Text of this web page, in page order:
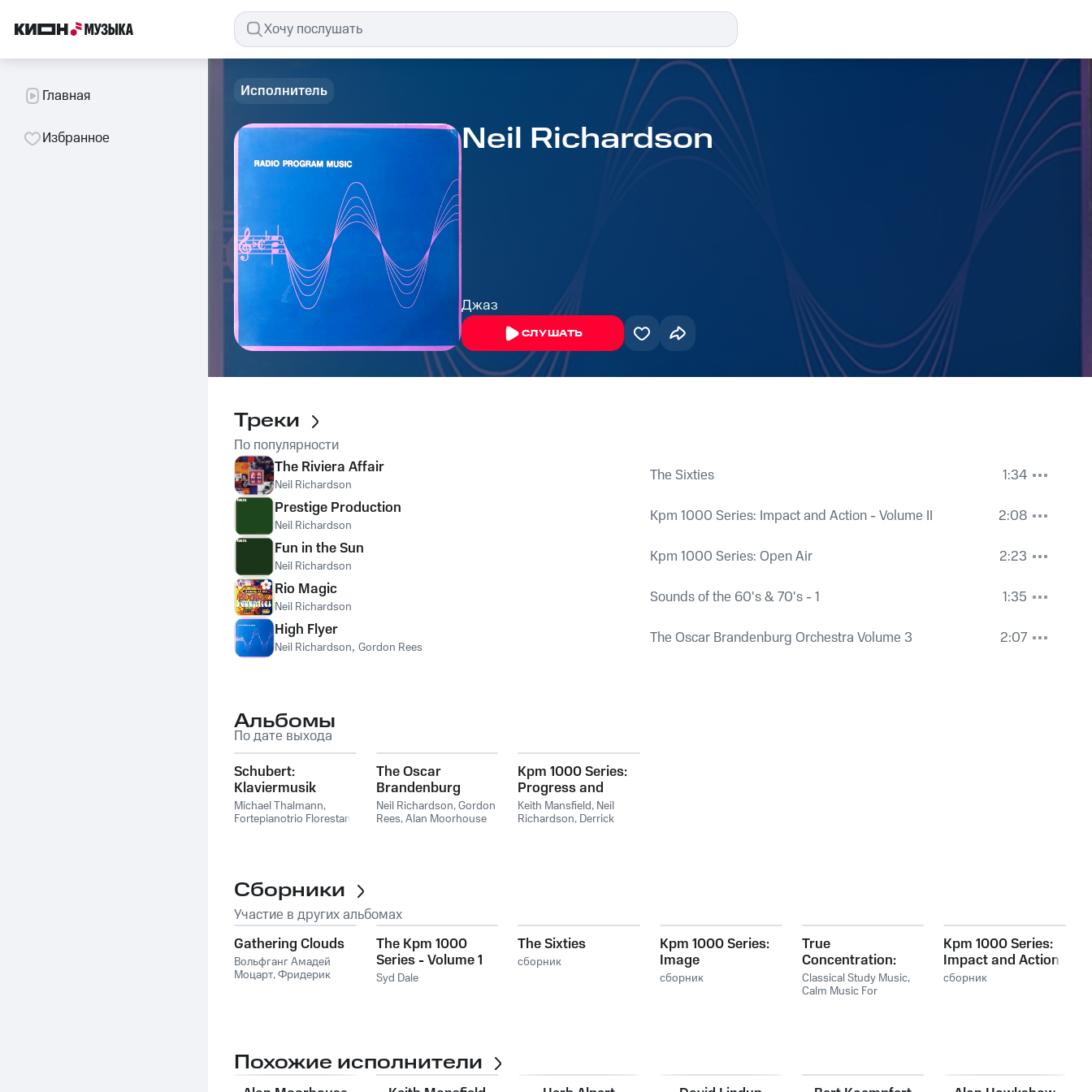
Главная
Избранное
Исполнитель
Neil Richardson
Джаз
СЛУШАТЬ
Треки
По популярности
The Riviera Affair
Neil Richardson The Sixties
1:34
Prestige Production
Neil Richardson Kpm 1000 Series: Impact and Action - Volume II
2:08
Fun in the Sun
Neil Richardson Kpm 1000 Series: Open Air
2:23
Rio Magic
Neil Richardson Sounds of the 60's & 70's - 1
1:35
High Flyer
Neil Richardson, Gordon Rees The Oscar Brandenburg Orchestra Volume 3 2:07
Альбомы
По дате выхода
Schubert:
Klaviermusik
Michael Thalmann,
Fortepianotrio Florestan
Gerhardt
The Oscar
Brandenburg
Orchestra Volume
3
Neil Richardson,Gordon
Rees,Alan Moorhouse
Kpm 1000 Series:
Progress and
Prestige / Fourth
Dimension
Keith Mansfield, Neil
Richardson, Derrick
Сборники
Участие в других альбомах
Gathering Clouds
Вольфганг Амадей
Моцарт,Фридерик
Campra
Modeste Grétry,Antonio
Carlos Jobim,Armando
The Kpm 1000
Series - Volume 1
Syd Dale
The Sixties
сборник
Kpm 1000 Series:
Image
сборник
True
Concentration:
Classical Music for
Studying
Classical Study Music,
Calm Music For
Kpm 1000 Series:
Impact and Action
- Volume II
сборник
Похожие исполнители